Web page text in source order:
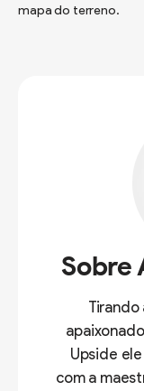
mapa do terreno.
Sobre
Tirando
Upside
com a